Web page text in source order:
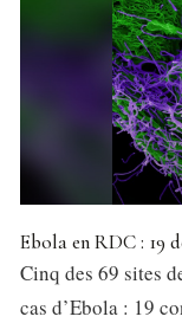
Ebola en RDC : 19
Cinq des 69 sites
cas d’Ebola : 19